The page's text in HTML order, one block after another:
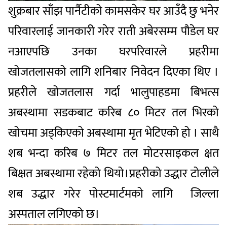
शुक्रबार साँझ पार्नैटीको कामसकेर घर आउँदै छु भनेर
परिवारलाई जानकारी गरेर राती अबेरसम्म पौडेल घर
नआएपछि उनका घरपरिवारले प्रहरीमा
खोजतलासको लागि शनिबार निवेदन दिएका थिए ।
प्रहरीले खोजतलास गर्दा भालुपाहडमा बिभत्स
अबस्थामा सडकबाट करिब ८० मिटर तल भिरको
खोचमा अड्किएको अबस्थामा मृत भेटिएको हो । साथै
शब भन्दा करिब ७ मिटर तल मोटरसाइकल क्षत
बिक्षत अबस्थामा रहेको थियो।प्रहरीको उद्धार टोलीले
शब उद्धार गरेर पोस्टमार्टमको लागि जिल्ला
अस्पताल लगिएको छ।